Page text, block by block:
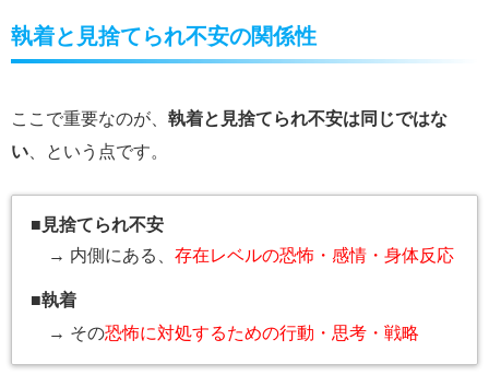
執着と見捨てられ不安の関係性
ここで重要なのが、 執着と見捨てられ不安は同じではな
い 、という点です。
■ 見捨てられ不安
→ 内側にある、存在レベルの恐怖・感情・身体反応
■執着
→ その恐怖に対処するための行動・思考・戦略